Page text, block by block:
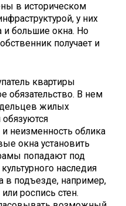
в историческом
у них
и большие окна. Но
получает и
квартиры
обязательство. В нем
жилых
неизменность облика
окна установить
попадают под
наследия
подъезде, например,
роспись стен.